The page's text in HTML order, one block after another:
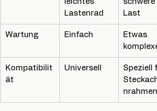
leichtes
Lastenrad
schwere
Last
Wartung Einfach
Etwas
Kompatibilit
ät
Universell
Speziell
nrahmen